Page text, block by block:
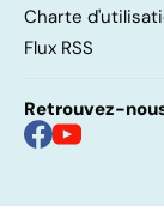
Charte
Flux RSS
Retrouvez-